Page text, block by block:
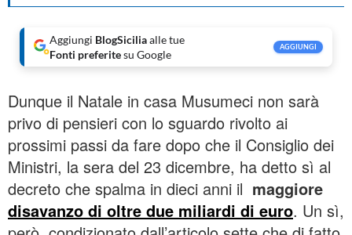
Aggiungi BlogSiciliaalle tue
Fonti preferitesu Google
AGGIUNGI
Dunque il Natale in casa Musumeci non sarà
privo di pensieri con lo sguardo rivolto ai
prossimi passi da fare dopo che il Consiglio dei
Ministri, la sera del 23 dicembre, ha detto sì al
decreto che spalma in dieci anni il maggiore
disavanzo di oltre due miliardi di euro. Un sì,